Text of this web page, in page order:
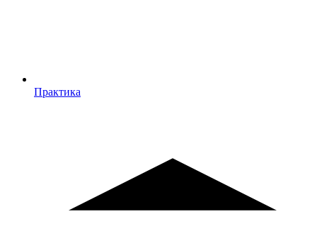
Практика
Практика